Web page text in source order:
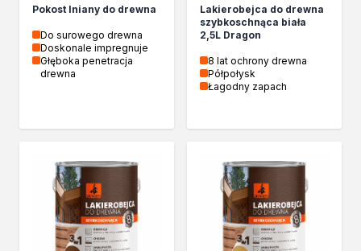
Biopaliwa do biokominków
Akcja Zima
Poznaj Dragona
O firmie Dragon Poland
Społeczna odpowiedzialność
Praktyki zawodowe
Znajdź rozwiązanie
Ekspert radzi
Mistrz w 5 krokach
Nowości
Pokost lniany do drewna
Do surowego drewna
Doskonale impregnuje
Głęboka penetracja
drewna
Lakierobejca do drewna
szybkoschnąca biała
2,5L Dragon
8 lat ochrony drewna
Półpołysk
Łagodny zapach